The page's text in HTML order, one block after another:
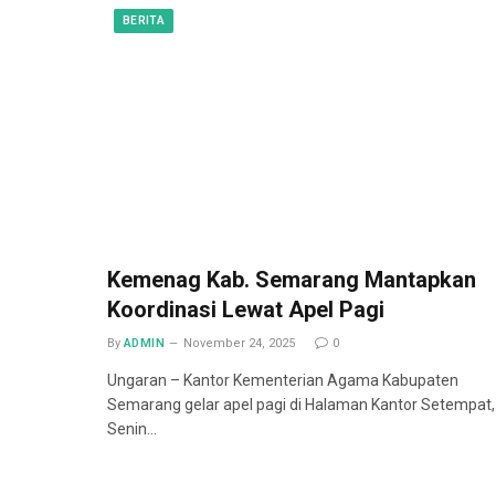
BERITA
Kemenag Kab. Semarang Mantapkan
Koordinasi Lewat Apel Pagi
By ADMIN November 24, 2025 0
Ungaran – Kantor Kementerian Agama Kabupaten
Semarang gelar apel pagi di Halaman Kantor Setempat,
Senin…